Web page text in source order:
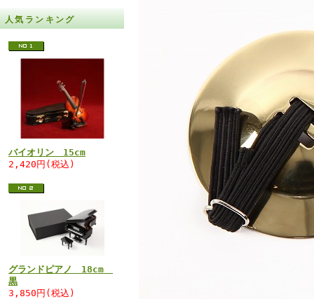
人気ランキング
バイオリン 15cm
2,420円(税込)
グランドピアノ 18cm
黒
3,850円(税込)